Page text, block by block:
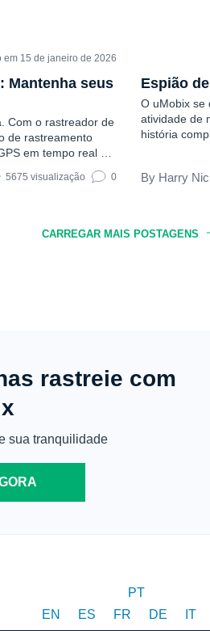
em 15 de janeiro de 2026
Mantenha seus
Com o rastreador de
de rastreamento
em tempo real e
de seus
e lhe dá
5675 visualização 0
Espião
O uMobix se
atividade de
história
Harry
CARREGAR MAIS POSTAGENS
rastreie com
sua tranquilidade
PT
EN
ES FR DE IT